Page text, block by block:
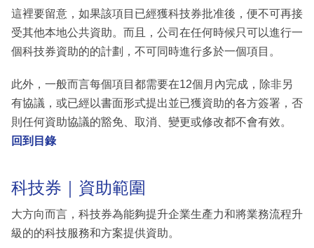
這裡要留意，如果該項目已經獲科技券批准後，便不可再接
受其他本地公共資助。而且，公司在任何時候只可以進行一
個科技券資助的的計劃，不可同時進行多於一個項目。
此外，一般而言每個項目都需要在12個月內完成，除非另
有協議，或已經以書面形式提出並已獲資助的各方簽署，否
則任何資助協議的豁免、取消、變更或修改都不會有效。
回到目錄
科技券｜資助範圍
大方向而言，科技券為能夠提升企業生產力和將業務流程升
級的的科技服務和方案提供資助。